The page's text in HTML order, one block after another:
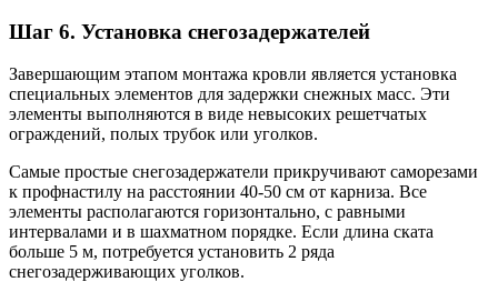
Шаг 6. Установка снегозадержателей
Завершающим этапом монтажа кровли является установка
специальных элементов для задержки снежных масс. Эти
элементы выполняются в виде невысоких решетчатых
ограждений, полых трубок или уголков.
Самые простые снегозадержатели прикручивают саморезами
к профнастилу на расстоянии 40-50 см от карниза. Все
элементы располагаются горизонтально, с равными
интервалами и в шахматном порядке. Если длина ската
больше 5 м, потребуется установить 2 ряда
снегозадерживающих уголков.